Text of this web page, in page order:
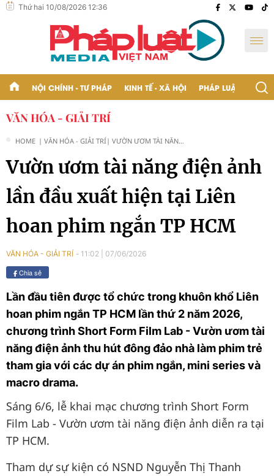
Thứ hai 10/08/2026 12:36
NỘI CHÍNH - TƯ PHÁP KINH TẾ - XÃ HỘI PHÁP LUẬT - BẠN
VĂN HÓA - GIẢI TRÍ
HOME | VĂN HÓA - GIẢI TRÍ| VƯỜN ƯƠM TÀI NĂNG
XUẤT HIỆN TẠI LIÊN
HOAN PHIM NGẮN TP
Vườn ươm tài năng điện ảnh
lần đầu xuất hiện tại Liên
hoan phim ngắn TP HCM
VĂN HÓA - GIẢI TRÍ 11:02 07/06/2026
Chia sẻ
Lần đầu tiên được tổ chức trong khuôn khổ Liên
hoan phim ngắn TP HCM lần thứ 2 năm 2026,
chương trình Short Form Film Lab - Vườn ươm tài
năng điện ảnh thu hút đông đảo nhà làm phim trẻ
tham gia với các dự án phim ngắn, mini series và
macro drama.
Sáng 6/6, lễ khai mạc chương trình Short Form
Film Lab - Vườn ươm tài năng điện ảnh diễn ra tại
TP HCM.
Tham dự sự kiện có NSND Nguyễn Thị Thanh